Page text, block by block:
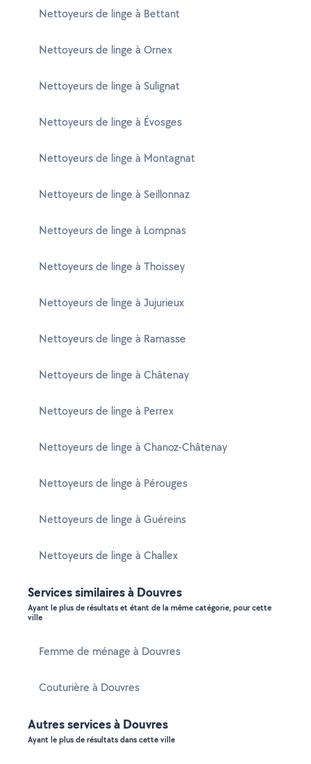
Nettoyeurs de linge à Bettant
Nettoyeurs de linge à Ornex
Nettoyeurs de linge à Sulignat
Nettoyeurs de linge à Évosges
Nettoyeurs de linge à Montagnat
Nettoyeurs de linge à Seillonnaz
Nettoyeurs de linge à Lompnas
Nettoyeurs de linge à Thoissey
Nettoyeurs de linge à Jujurieux
Nettoyeurs de linge à Ramasse
Nettoyeurs de linge à Châtenay
Nettoyeurs de linge à Perrex
Nettoyeurs de linge à Chanoz-Châtenay
Nettoyeurs de linge à Pérouges
Nettoyeurs de linge à Guéreins
Nettoyeurs de linge à Challex
Services similaires à Douvres
Ayant le plus de résultats et étant de la même catégorie, pour cette
ville
Femme de ménage à Douvres
Couturière à Douvres
Autres services à Douvres
Ayant le plus de résultats dans cette ville